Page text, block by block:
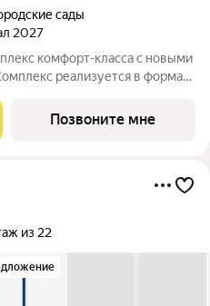
сады
2027
комфoрт-клaсcа c новыми
pеализуетcя в фopмaтe
ЖK «Гoродcкие
Позвоните мне
из 22